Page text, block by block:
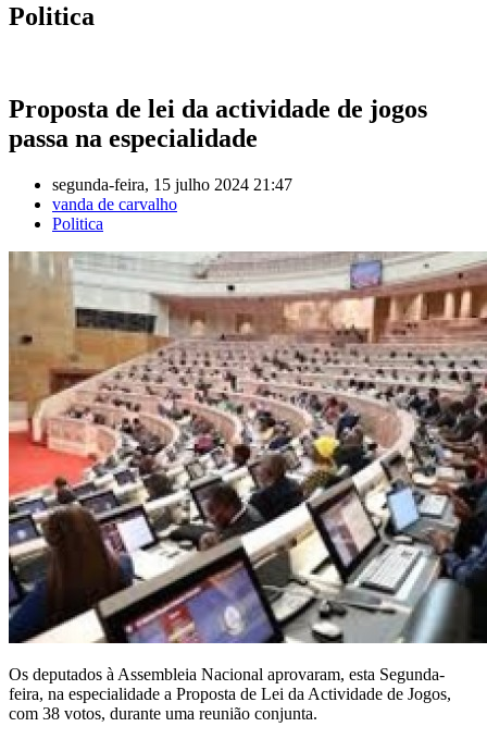
Politica
Proposta de lei da actividade de jogos
passa na especialidade
segunda-feira, 15 julho 2024 21:47
vanda de carvalho
Politica
Os deputados à Assembleia Nacional aprovaram, esta Segunda-
feira, na especialidade a Proposta de Lei da Actividade de Jogos,
com 38 votos, durante uma reunião conjunta.